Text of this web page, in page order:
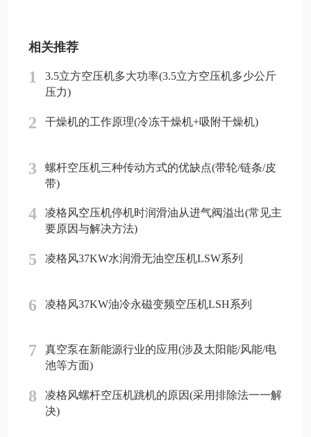
相关推荐
1
3.5立方空压机多大功率(3.5立方空压机多少公斤
压力)
2 干燥机的工作原理(冷冻干燥机+吸附干燥机)
3
螺杆空压机三种传动方式的优缺点(带轮/链条/皮
带)
4
凌格风空压机停机时润滑油从进气阀溢出(常见主
要原因与解决方法)
5 凌格风37KW水润滑无油空压机LSW系列
6 凌格风37KW油冷永磁变频空压机LSH系列
7
真空泵在新能源行业的应用(涉及太阳能/风能/电
池等方面)
8
凌格风螺杆空压机跳机的原因(采用排除法一一解
决)